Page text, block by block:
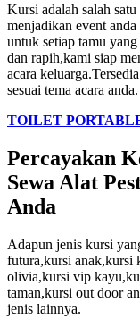
Kursi adalah salah
menjadikan event
untuk setiap tamu
dan rapih,kami siap
acara
sesuai tema acara anda.
TOILET
Percayakan
Sewa Alat
Anda
Adapun jenis kursi
futura,kursi anak,kursi
olivia,kursi vip
taman,kursi out door
jenis lainnya.